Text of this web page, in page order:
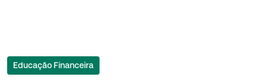
Educação Financeira